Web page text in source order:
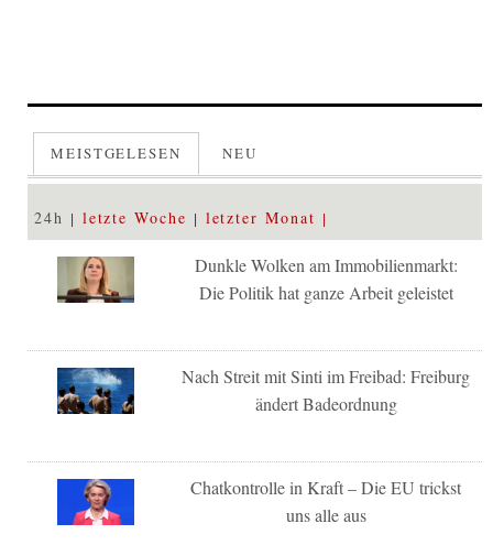
MEISTGELESEN NEU
24h letzte Woche letzter Monat
Dunkle Wolken am Immobilienmarkt:
Die Politik hat ganze Arbeit geleistet
Nach Streit mit Sinti im Freibad: Freiburg
ändert Badeordnung
Chatkontrolle in Kraft – Die EU trickst
uns alle aus